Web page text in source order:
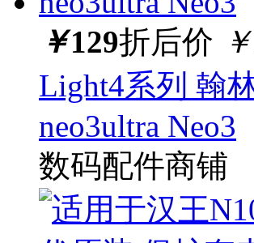
￥129折后价 ￥
Light4系列 翰
neo3ultra Neo3
数码配件商铺